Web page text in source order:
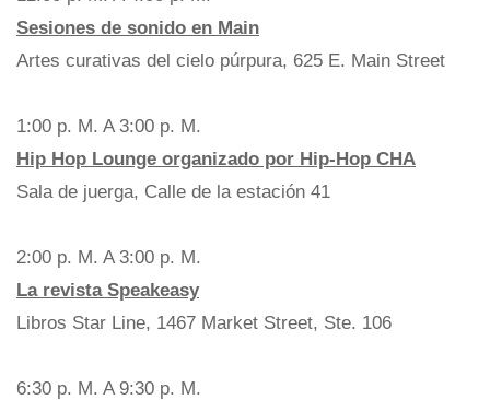
Sesiones de sonido en Main
Artes curativas del cielo púrpura, 625 E. Main Street
1:00 p. M. A 3:00 p. M.
Hip Hop Lounge organizado por Hip-Hop CHA
Sala de juerga, Calle de la estación 41
2:00 p. M. A 3:00 p. M.
La revista Speakeasy
Libros Star Line, 1467 Market Street, Ste. 106
6:30 p. M. A 9:30 p. M.